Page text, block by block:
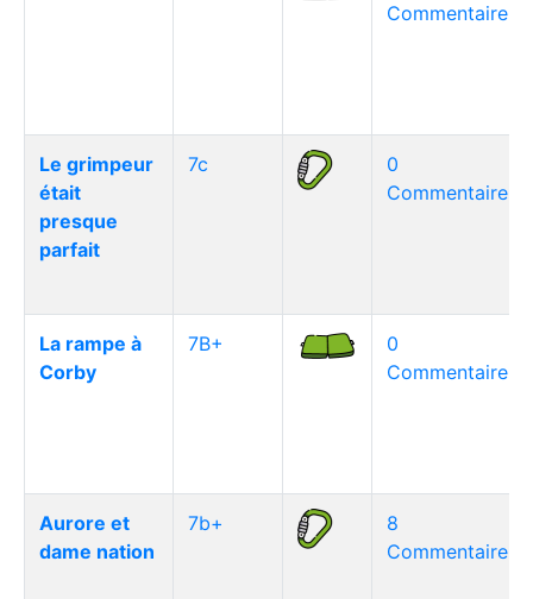
Commentaire(s)
Le grimpeur
était
presque
parfait
7c
0
Commentaire(s)
La rampe à
Corby
7B+
0
Commentaire(s)
Aurore et
dame nation
7b+
8
Commentaire(s)